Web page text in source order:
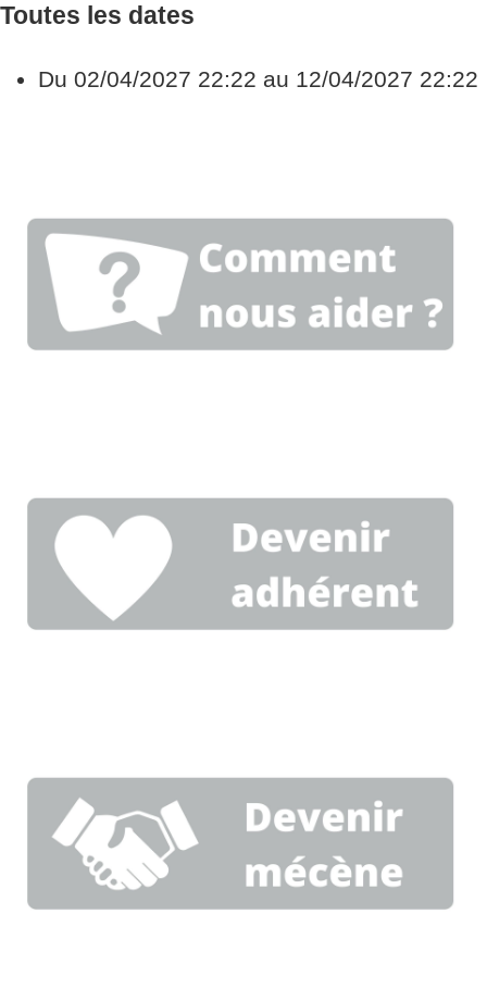
Toutes les dates
Du 02/04/2027 22:22 au 12/04/2027 22:22